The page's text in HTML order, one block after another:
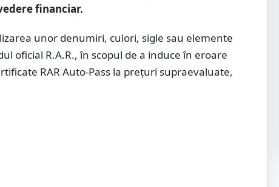
financiar.
unor denumiri, culori, sigle sau elemente
oficial R.A.R., în scopul de a induce în eroare
RAR Auto-Pass la prețuri supraevaluate,